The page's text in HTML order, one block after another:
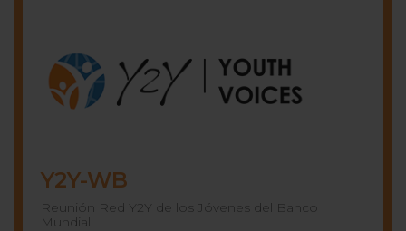
Y2Y-WB
Reunión Red Y2Y de los Jóvenes del Banco
Mundial